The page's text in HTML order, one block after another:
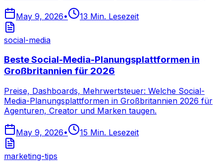
May 9, 2026• 13 Min. Lesezeit
social-media
Beste Social-Media-Planungsplattformen in
Großbritannien für 2026
Preise, Dashboards, Mehrwertsteuer: Welche Social-
Media-Planungsplattformen in Großbritannien 2026 für
Agenturen, Creator und Marken taugen.
May 9, 2026• 15 Min. Lesezeit
marketing-tips